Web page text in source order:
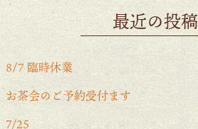
最近の投稿
8/7 臨時休業
お茶会のご予約受付ます
7/25